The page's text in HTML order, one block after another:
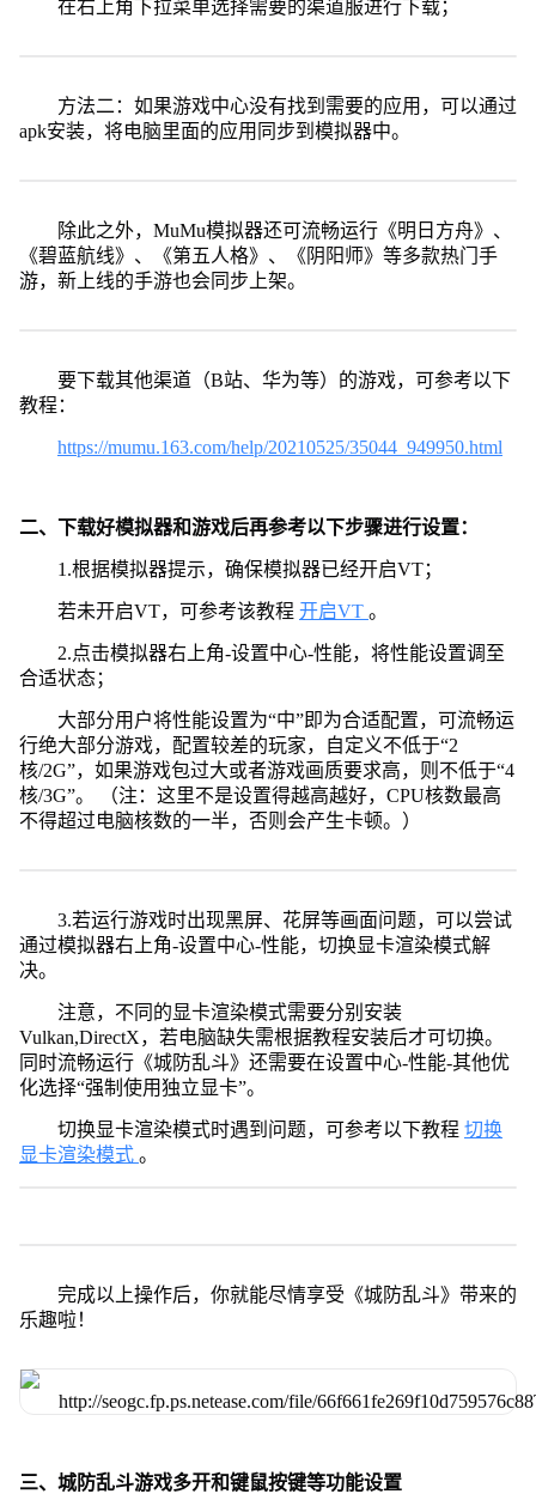
在右上角下拉菜单选择需要的渠道服进行下载；
方法二：如果游戏中心没有找到需要的应用，可以通过
apk安装，将电脑里面的应用同步到模拟器中。
除此之外，MuMu模拟器还可流畅运行《明日方舟》、
《碧蓝航线》、《第五人格》、《阴阳师》等多款热门手
游，新上线的手游也会同步上架。
要下载其他渠道（B站、华为等）的游戏，可参考以下
教程：
https://mumu.163.com/help/20210525/35044_949950.html
二、下载好模拟器和游戏后再参考以下步骤进行设置：
1.根据模拟器提示，确保模拟器已经开启VT；
若未开启VT，可参考该教程 开启VT 。
2.点击模拟器右上角-设置中心-性能，将性能设置调至
合适状态；
大部分用户将性能设置为“中”即为合适配置，可流畅运
行绝大部分游戏，配置较差的玩家，自定义不低于“2
核/2G”，如果游戏包过大或者游戏画质要求高，则不低于“4
核/3G”。 （注：这里不是设置得越高越好，CPU核数最高
不得超过电脑核数的一半，否则会产生卡顿。）
3.若运行游戏时出现黑屏、花屏等画面问题，可以尝试
通过模拟器右上角-设置中心-性能，切换显卡渲染模式解
决。
注意，不同的显卡渲染模式需要分别安装
Vulkan,DirectX，若电脑缺失需根据教程安装后才可切换。
同时流畅运行《城防乱斗》还需要在设置中心-性能-其他优
化选择“强制使用独立显卡”。
切换显卡渲染模式时遇到问题，可参考以下教程 切换
显卡渲染模式 。
完成以上操作后，你就能尽情享受《城防乱斗》带来的
乐趣啦！
三、城防乱斗游戏多开和键鼠按键等功能设置